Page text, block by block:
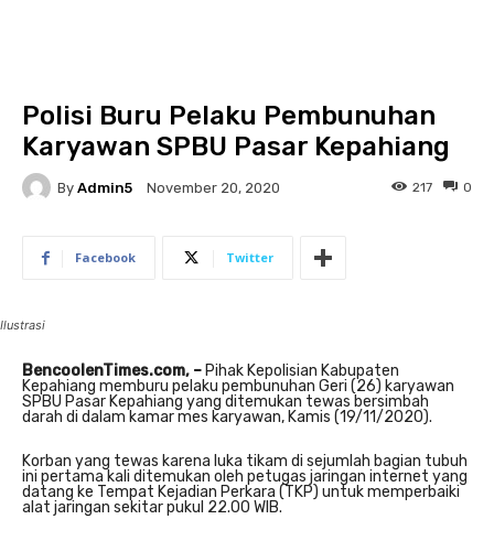
Polisi Buru Pelaku Pembunuhan
Karyawan SPBU Pasar Kepahiang
By Admin5 November 20, 2020 0
217
Facebook Twitter
Ilustrasi
BencoolenTimes.com, – Pihak Kepolisian Kabupaten
Kepahiang memburu pelaku pembunuhan Geri (26) karyawan
SPBU Pasar Kepahiang yang ditemukan tewas bersimbah
darah di dalam kamar mes karyawan, Kamis (19/11/2020).
Korban yang tewas karena luka tikam di sejumlah bagian tubuh
ini pertama kali ditemukan oleh petugas jaringan internet yang
datang ke Tempat Kejadian Perkara (TKP) untuk memperbaiki
alat jaringan sekitar pukul 22.00 WIB.